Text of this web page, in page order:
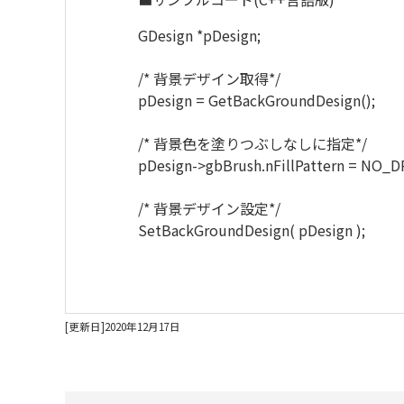
GDesign *pDesign;
/* 背景デザイン取得*/
pDesign = GetBackGroundDesign();
/* 背景色を塗りつぶしなしに指定*/
pDesign->gbBrush.nFillPattern =
/* 背景デザイン設定*/
SetBackGroundDesign( pDesign );
[更新日]2020年12月17日